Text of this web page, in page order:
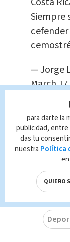
Siempre
— Jorge
March
TAGS
para darte la
publicidad, entre
das tu
nuestra Política
QUIERO